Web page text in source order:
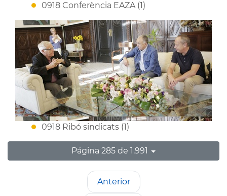
0918 Conferència EAZA (1)
0918 Ribó sindicats (1)
Página 285 de 1.991
Anterior